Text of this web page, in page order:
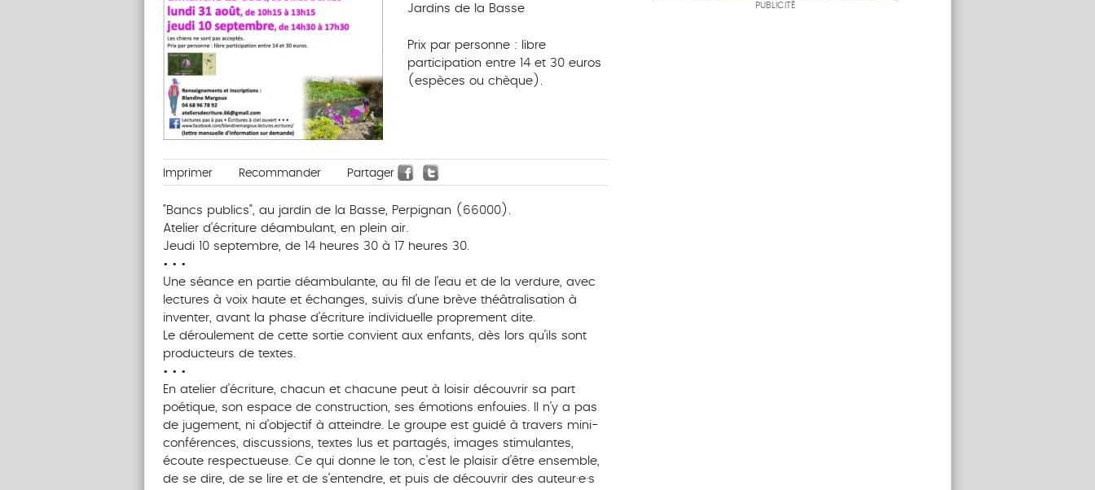
Jardins de la Basse
Prix par personne : libre
participation entre 14 et 30 euros
(espèces ou chèque).
Imprimer Recommander Partager
"Bancs publics", au jardin de la Basse, Perpignan (66000).
Atelier d’écriture déambulant, en plein air.
Jeudi 10 septembre, de 14 heures 30 à 17 heures 30.
• • •
Une séance en partie déambulante, au fil de l’eau et de la verdure, avec
lectures à voix haute et échanges, suivis d’une brève théâtralisation à
inventer, avant la phase d’écriture individuelle proprement dite.
Le déroulement de cette sortie convient aux enfants, dès lors qu’ils sont
producteurs de textes.
• • •
En atelier d’écriture, chacun et chacune peut à loisir découvrir sa part
poétique, son espace de construction, ses émotions enfouies. Il n’y a pas
de jugement, ni d’objectif à atteindre. Le groupe est guidé à travers mini-
conférences, discussions, textes lus et partagés, images stimulantes,
écoute respectueuse. Ce qui donne le ton, c’est le plaisir d’être ensemble,
de se dire, de se lire et de s’entendre, et puis de découvrir des auteur·e·s
PUBLICITÉ